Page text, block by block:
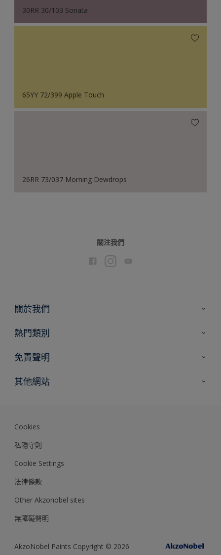
30RR 30/103 Sonata
65YY 72/399 Apple Touch
26RR 73/037 Morning Dewdrops
關注我們
關於我們
聯絡我們
熱門類別
尋找顏色
專家見解
免責聲明
色彩準確度
其他網站
Cookies
私隱守則
Cookie Settings
法律條款
Other Akzonobel sites
無障礙聲明
AkzoNobel Paints Copyright © 2026